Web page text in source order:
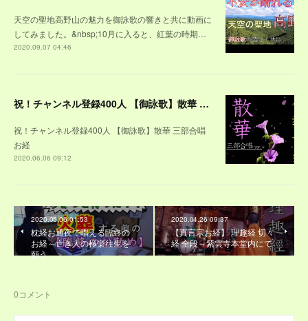
天空の聖地高野山の魅力を御詠歌の響きと共に動画に
してみました。&nbsp;10月に入ると、紅葉の時期…
2020.09.07 04:46
祝！チャンネル登録400人 【御詠歌】散華 三部合唱 お経
祝！チャンネル登録400人 【御詠歌】散華 三部合唱
お経
2020.06.06 09:12
2020.05.06 01:53
枕経お通夜で唱える臨終の
お経～亡き人の極楽往生を
願う
2020.04.26 09:37
【真言宗お経】 理趣経 切々
経 全段～紫雲寺本堂内にて
0コメント